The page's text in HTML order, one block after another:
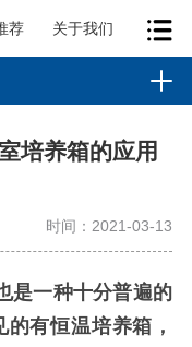
荐 关于我们
培养箱的应用
时间：2021-03-13
是一种十分普遍的
有恒温培养箱，